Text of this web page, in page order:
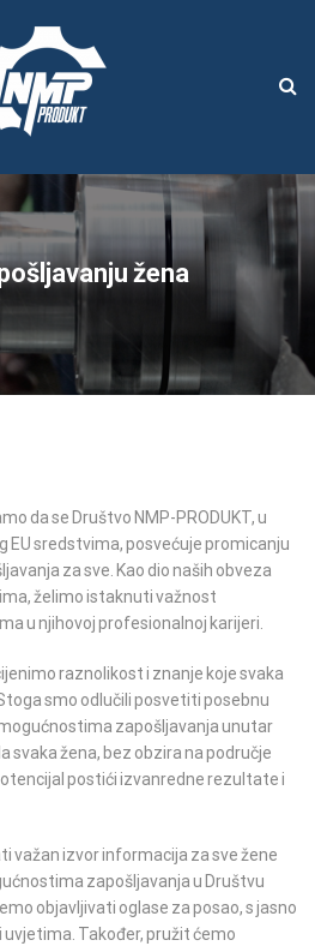
žena
da se Društvo NMP-PRODUKT, u
EU sredstvima, posvećuje promicanju
za sve. Kao dio naših obveza
želimo istaknuti važnost
u njihovoj profesionalnoj karijeri.
raznolikost i znanje koje svaka
smo odlučili posvetiti posebnu
zapošljavanja unutar
svaka žena, bez obzira na područje
postići izvanredne rezultate i
važan izvor informacija za sve žene
zapošljavanja u Društvu
objavljivati oglase za posao, s jasno
Također, pružit ćemo